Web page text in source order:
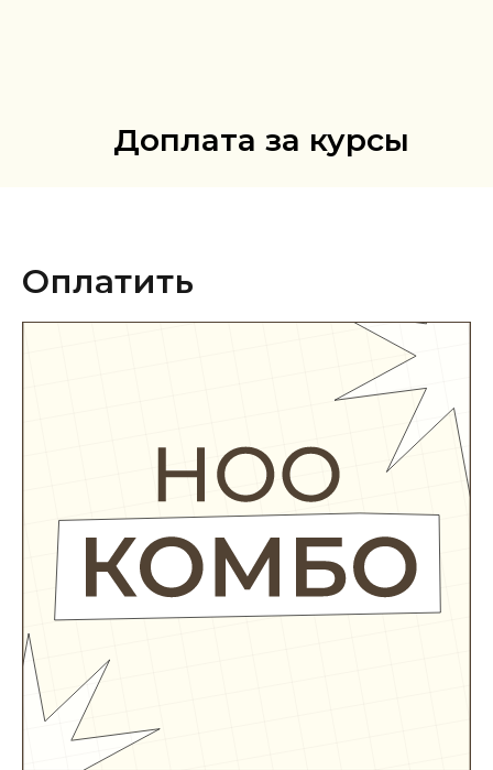
Доплата за курсы
Оплатить